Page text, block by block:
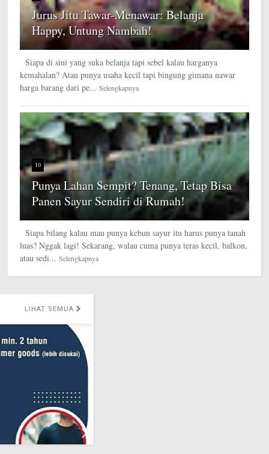
Jurus Jitu Tawar-Menawar: Belanja
Happy, Untung Nambah!
Siapa di sini yang suka belanja tapi sebel kalau harganya
kemahalan? Atau punya usaha kecil tapi bingung gimana nawar
harga barang dari pe... Selengkapnya
10
Punya Lahan Sempit? Tenang, Tetap Bisa
Panen Sayur Sendiri di Rumah!
Siapa bilang kalau mau punya kebun sayur itu harus punya tanah
luas? Nggak lagi! Sekarang, walau cuma punya teras kecil, balkon,
atau sedi... Selengkapnya